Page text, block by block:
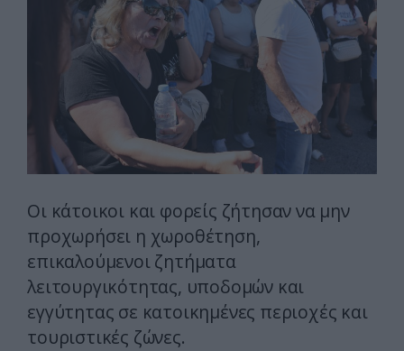
Οι κάτοικοι και φορείς ζήτησαν να μην
προχωρήσει η χωροθέτηση,
επικαλούμενοι ζητήματα
λειτουργικότητας, υποδομών και
εγγύτητας σε κατοικημένες περιοχές και
τουριστικές ζώνες.